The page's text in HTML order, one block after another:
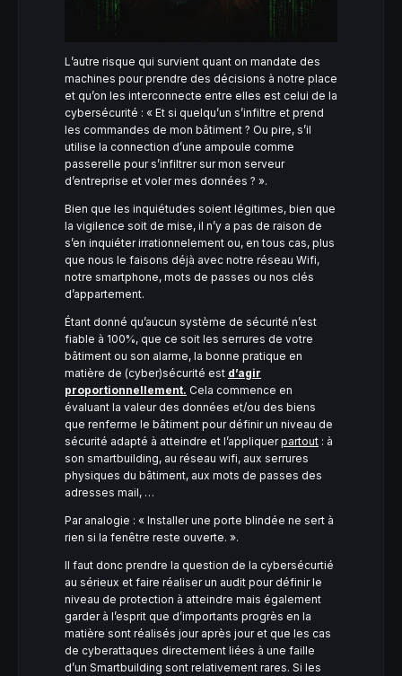
L’autre risque qui survient quant on mandate des
machines pour prendre des décisions à notre place
et qu’on les interconnecte entre elles est celui de la
cybersécurité : « Et si quelqu’un s’infiltre et prend
les commandes de mon bâtiment ? Ou pire, s’il
utilise la connection d’une ampoule comme
passerelle pour s’infiltrer sur mon serveur
d’entreprise et voler mes données ? ».
Bien que les inquiétudes soient légitimes, bien que
la vigilence soit de mise, il n’y a pas de raison de
s’en inquiéter irrationnelement ou, en tous cas, plus
que nous le faisons déjà avec notre réseau Wifi,
notre smartphone, mots de passes ou nos clés
d’appartement.
Étant donné qu’aucun système de sécurité n’est
fiable à 100%, que ce soit les serrures de votre
bâtiment ou son alarme, la bonne pratique en
matière de (cyber)sécurité est d’agir
proportionnellement. Cela commence en
évaluant la valeur des données et/ou des biens
que renferme le bâtiment pour définir un niveau de
sécurité adapté à atteindre et l’appliquerpartout : à
son smartbuilding, au réseau wifi, aux serrures
physiques du bâtiment, aux mots de passes des
adresses mail, …
Par analogie : « Installer une porte blindée ne sert à
rien si la fenêtre reste ouverte. ».
Il faut donc prendre la question de la cybersécurtié
au sérieux et faire réaliser un audit pour définir le
niveau de protection à atteindre mais également
garder à l’esprit que d’importants progrès en la
matière sont réalisés jour après jour et que les cas
de cyberattaques directement liées à une faille
d’un Smartbuilding sont relativement rares. Si les